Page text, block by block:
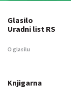
Glasilo
Uradni list RS
O glasilu
Knjigarna